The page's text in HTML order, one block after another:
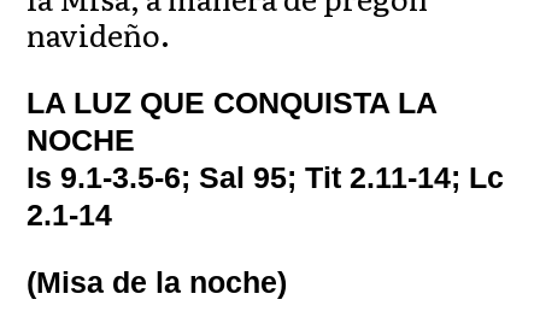
navideño.
LA LUZ QUE CONQUISTA LA
NOCHE
Is 9.1-3.5-6; Sal 95; Tit 2.11-14; Lc
2.1-14
(Misa de la noche)